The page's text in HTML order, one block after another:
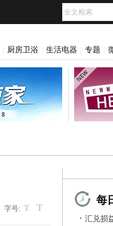
厨房卫浴 生活电器 专题
字号: T T
每
汇兑损